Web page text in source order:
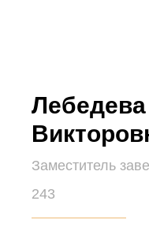
Заместитель
243